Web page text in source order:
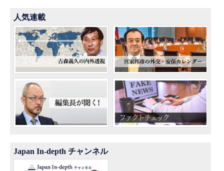
人気連載
Japan In-depth チャンネル